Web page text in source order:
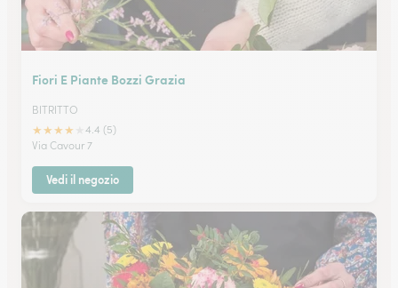
Fiori E Piante Bozzi Grazia
BITRITTO
★★★★
4.4 (5)
Via Cavour 7
Vedi il negozio